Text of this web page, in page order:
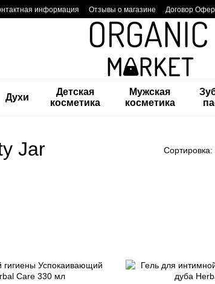
информация Отзывы о магазине Договор
Духи
Детская
косметика
Мужская
косметика
Jar Сортировка: